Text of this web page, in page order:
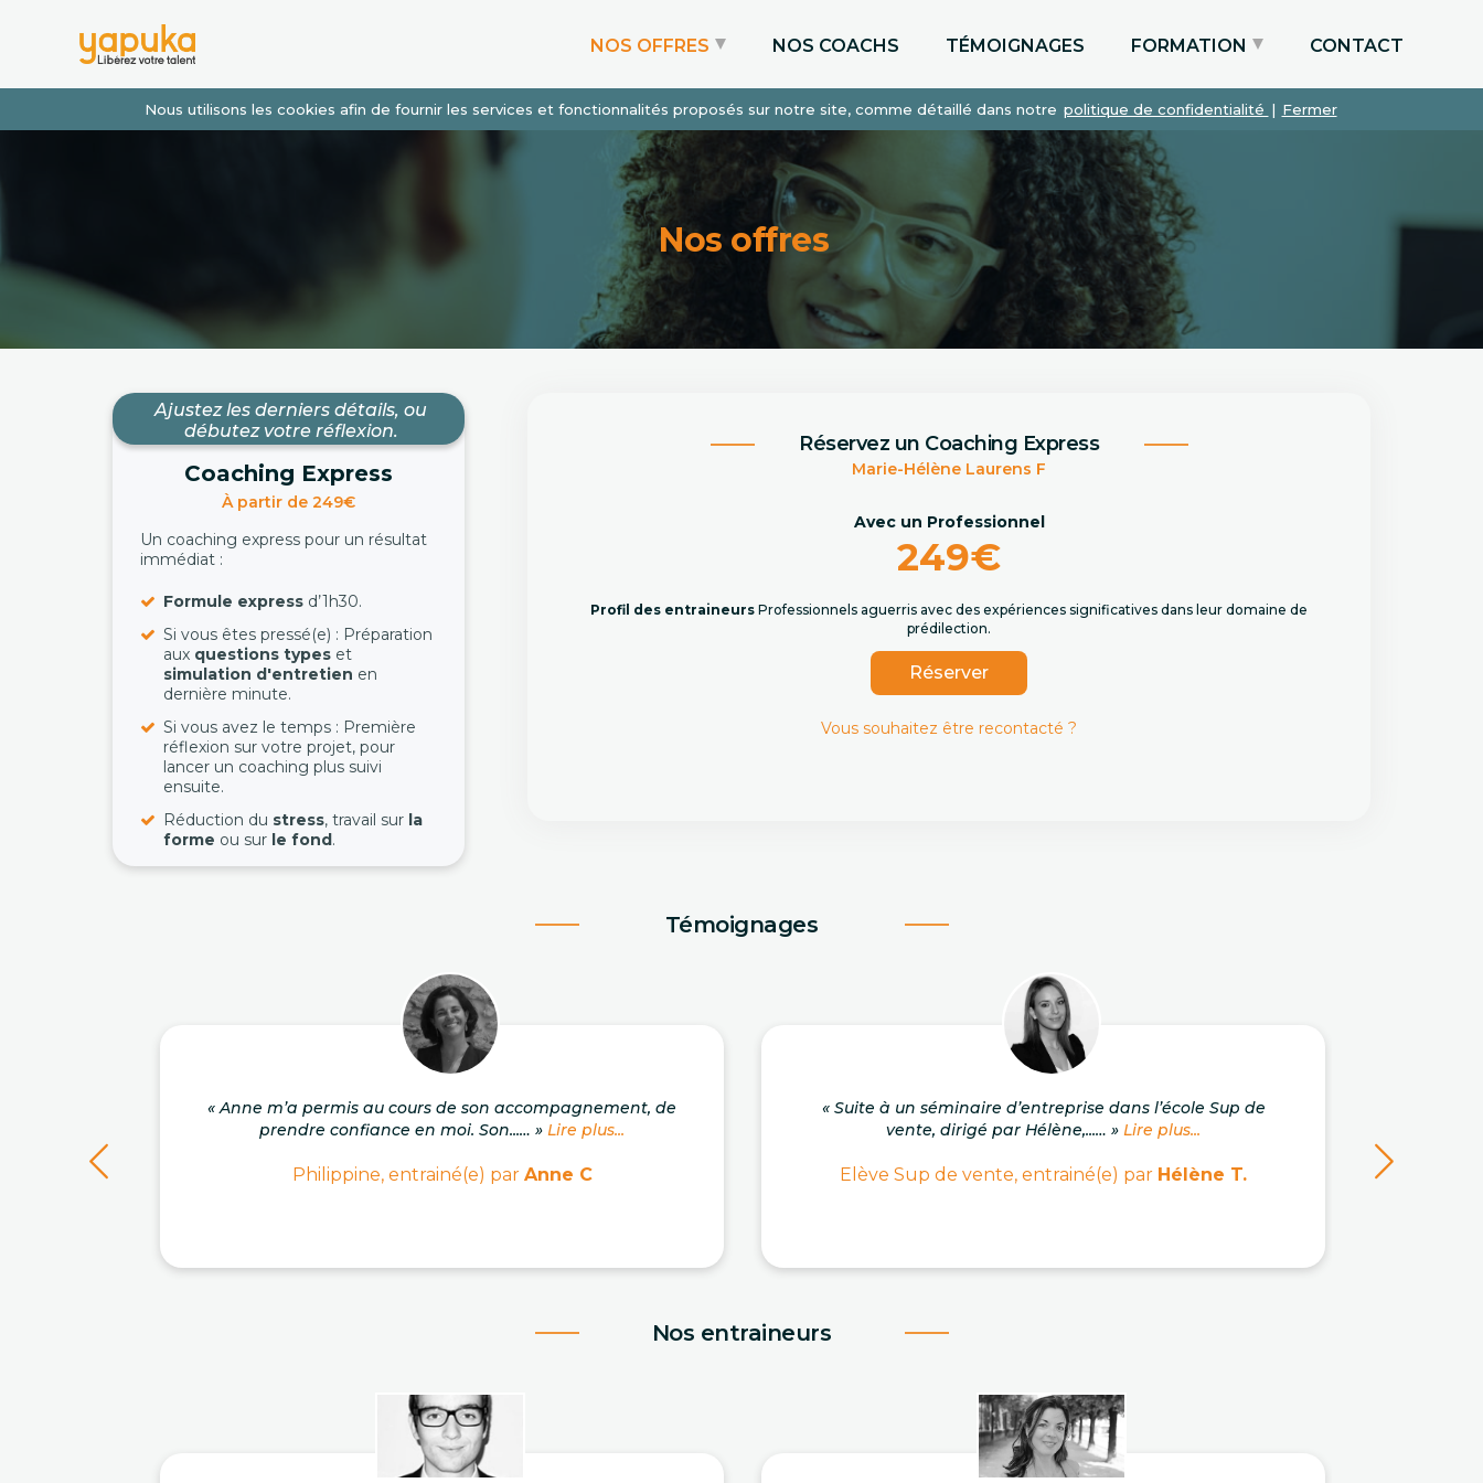
Nous utilisons les cookies afin de fournir les services et fonctionnalités proposés sur notre site, comme détaillé dans notre politique de confidentialité | Fermer
NOS OFFRES
Coaching Express
Coaching Admissions
Coaching Sur-mesure
NOS COACHS TÉMOIGNAGES FORMATION
Particuliers via le CPF
Etudiants
Entreprises
CONTACT
Nos offres
Ajustez les derniers détails, ou
débutez votre réflexion.
Coaching Express
À partir de 249€
Un coaching express pour un résultat
immédiat :
Formule express d’1h30.
Si vous êtes pressé(e) : Préparation
aux questions types et
simulation d'entretien en
dernière minute.
Si vous avez le temps : Première
réflexion sur votre projet, pour
lancer un coaching plus suivi
ensuite.
Réduction du stress, travail sur la
forme ou sur le fond.
Réservez un Coaching Express
Marie-Hélène Laurens F
Avec un Professionnel
249€
Profil des entraineurs Professionnels aguerris avec des expériences significatives dans leur domaine de
prédilection.
Réserver
Vous souhaitez être recontacté ?
Témoignages
« Anne m’a permis au cours de son accompagnement, de
prendre confiance en moi. Son...… » Lire plus...
Philippine, entrainé(e) par Anne C
« Suite à un séminaire d’entreprise dans l’école Sup de
vente, dirigé par Hélène,...… » Lire plus...
Elève Sup de vente, entrainé(e) par Hélène T.
Nos entraineurs